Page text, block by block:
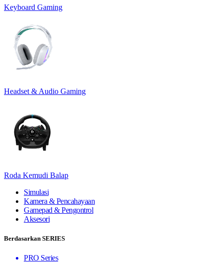
Keyboard Gaming
Headset & Audio Gaming
Roda Kemudi Balap
Simulasi
Kamera & Pencahayaan
Gamepad & Pengontrol
Aksesori
Berdasarkan SERIES
PRO Series